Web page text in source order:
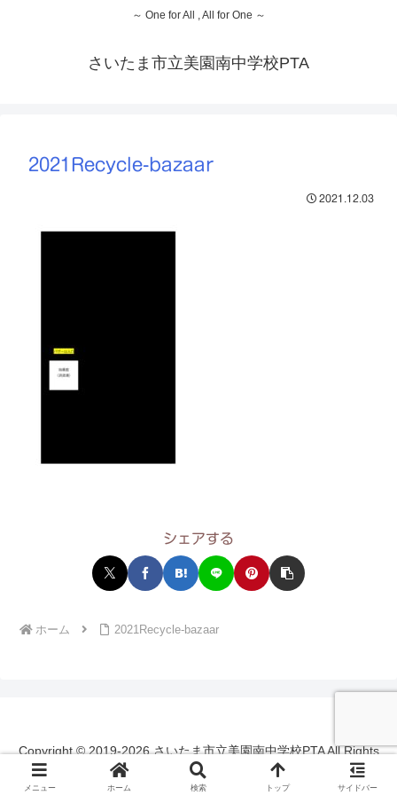
～ One for All , All for One ～
さいたま市立美園南中学校PTA
2021Recycle-bazaar
2021.12.03
シェアする
ホーム 2021Recycle-bazaar
Copyright © 2019-2026 さいたま市立美園南中学校PTA All Rights
Reserved.
メニュー ホーム 検索 トップ サイドバー